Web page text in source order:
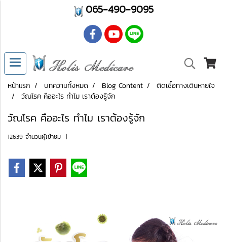
065-490-9095
หน้าแรก บทความทั้งหมด Blog Content
ติดเชื้อทางเดินหายใจ
วัณโรค คืออะไร ทำไม เราต้องรู้จัก
วัณโรค คืออะไร ทำไม เราต้องรู้จัก
12639 จำนวนผู้เข้าชม |